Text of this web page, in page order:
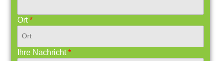
Ort*
Ihre Nachricht*